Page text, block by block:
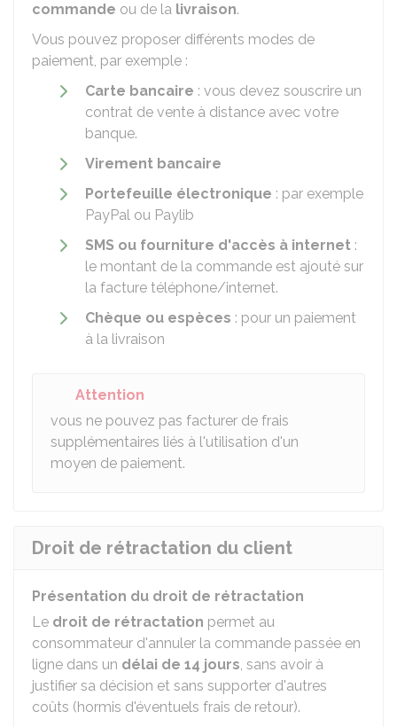
commande ou de la livraison.
Vous pouvez proposer différents modes de
paiement, par exemple :
Carte bancaire : vous devez souscrire un
contrat de vente à distance avec votre
banque.
Virement bancaire
Portefeuille électronique : par exemple
PayPal ou Paylib
SMS ou fourniture d'accès à internet :
le montant de la commande est ajouté sur
la facture téléphone/internet.
Chèque ou espèces : pour un paiement
à la livraison
Attention
vous ne pouvez pas facturer de frais
supplémentaires liés à l'utilisation d'un
moyen de paiement.
Droit de rétractation du client
Présentation du droit de rétractation
Le droit de rétractation permet au
consommateur d'annuler la commande passée en
ligne dans un délai de 14 jours, sans avoir à
justifier sa décision et sans supporter d'autres
coûts (hormis d'éventuels frais de retour).